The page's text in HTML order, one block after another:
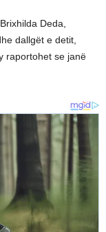
Deda,
dallgët e detit,
raportohet se janë